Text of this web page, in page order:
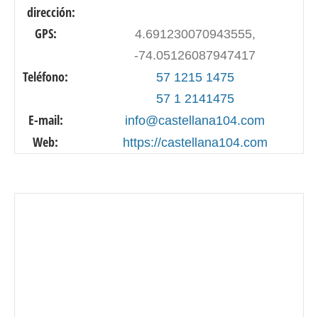
dirección:
GPS:
4.691230070943555,
-74.05126087947417
Teléfono:
57 1215 1475
57 1 2141475
E-mail: info@castellana104.com
Web: https://castellana104.com